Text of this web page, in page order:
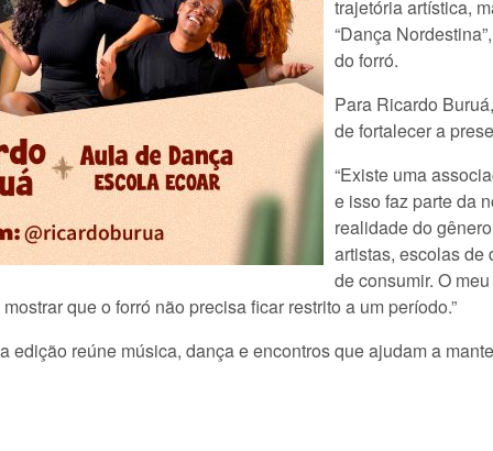
trajetória artística,
“Dança
do forró.
Para Ricardo
de fortalecer a
“Existe uma
e isso faz parte da
realidade do
artistas, escolas de
de consumir. O
que o forró não precisa ficar restrito a um período.”
edição reúne música, dança e encontros que ajudam a